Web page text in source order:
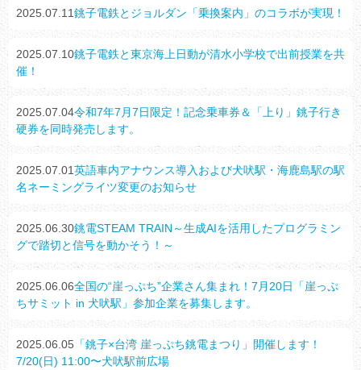
2025.07.11銚子電鉄とジョルダン「乗換案内」のコラボが実現！
2025.07.10銚子電鉄と東京海上日動が清水小学校で出前授業を共
催！
2025.07.04令和7年7月7日限定！記念乗車券＆「上り」銚子行き
硬券を同時発売します。
2025.07.01英語車内アナウンス導入および犬吠駅・海鹿島駅の駅
名ネーミングライツ変更のお知らせ
2025.06.30銚電STEAM TRAIN～生成AIを活用したプログラミン
グで踏切と信号を動かそう！～
2025.06.06全国の“崖っぷち”企業さん集まれ！7月20日「崖っぷ
ちサミット in 犬吠駅」参加企業を募集します。
2025.06.05 「銚子×台湾 崖っぷち銚電まつり」開催します！
7/20(日) 11:00〜犬吠駅前広場